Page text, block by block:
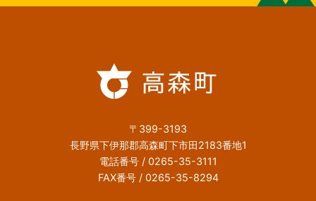
〒399-3193
長野県下伊那郡高森町下市田2183番地1
電話番号 / 0265-35-3111
FAX番号 / 0265-35-8294